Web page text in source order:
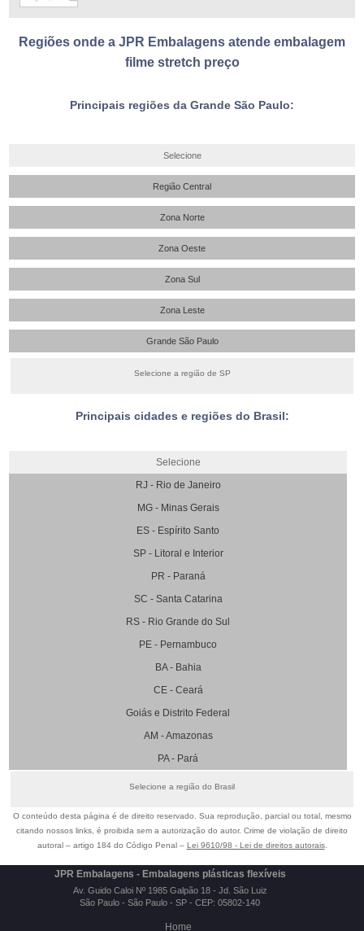
Regiões onde a JPR Embalagens atende embalagem
filme stretch preço
Principais regiões da Grande São Paulo:
Selecione
Região Central
Zona Norte
Zona Oeste
Zona Sul
Zona Leste
Grande São Paulo
Selecione a região de SP
Principais cidades e regiões do Brasil:
Selecione
RJ - Rio de Janeiro
MG - Minas Gerais
ES - Espírito Santo
SP - Litoral e Interior
PR - Paraná
SC - Santa Catarina
RS - Rio Grande do Sul
PE - Pernambuco
BA - Bahia
CE - Ceará
Goiás e Distrito Federal
AM - Amazonas
PA - Pará
Selecione a região do Brasil
O conteúdo desta página é de direito reservado. Sua reprodução, parcial ou total, mesmo
citando nossos links, é proibida sem a autorização do autor. Crime de violação de direito
autoral – artigo 184 do Código Penal – Lei 9610/98 - Lei de direitos autorais.
JPR Embalagens - Embalagens plásticas flexíveis
Av. Guido Caloi Nº 1985 Galpão 18 - Jd. São Luiz
São Paulo - São Paulo - SP - CEP: 05802-140
Home